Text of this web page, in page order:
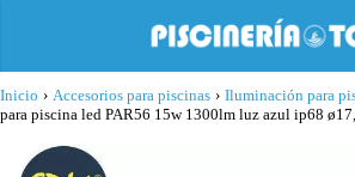
Inicio › Accesorios para piscinas › Iluminación para
para piscina led PAR56 15w 1300lm luz azul ip68